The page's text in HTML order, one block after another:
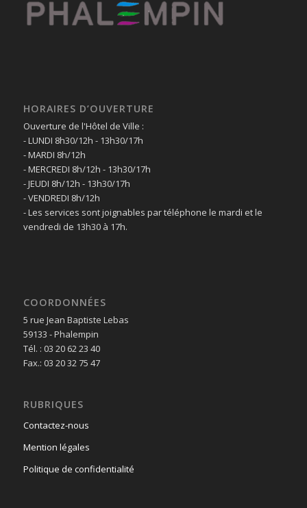
HORAIRES D’OUVERTURE
Ouverture de l'Hôtel de Ville :
- LUNDI 8h30/12h - 13h30/17h
- MARDI 8h/12h
- MERCREDI 8h/12h - 13h30/17h
- JEUDI 8h/12h - 13h30/17h
- VENDREDI 8h/12h
- Les services sont joignables par téléphone le mardi et le
vendredi de 13h30 à 17h.
COORDONNÉES
5 rue Jean Baptiste Lebas
59133 - Phalempin
Tél. : 03 20 62 23 40
Fax.: 03 20 32 75 47
RUBRIQUES
Contactez-nous
Mention légales
Politique de confidentialité